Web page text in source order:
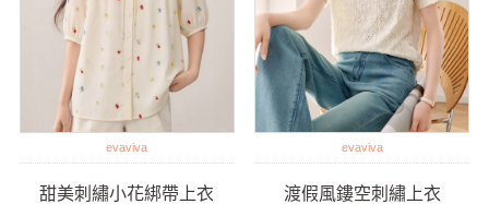
evaviva
甜美刺繡小花綁帶上衣
evaviva
渡假風鏤空刺繡上衣